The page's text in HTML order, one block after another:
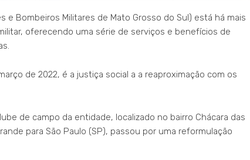
e Bombeiros Militares de Mato Grosso do Sul) está há mais
oferecendo uma série de serviços e benefícios de
de 2022, é a justiça social a a reaproximação com os
de campo da entidade, localizado no bairro Chácara das
para São Paulo (SP), passou por uma reformulação